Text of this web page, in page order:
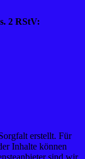
2 RStV:
erstellt. Für
Inhalte können
sind wir